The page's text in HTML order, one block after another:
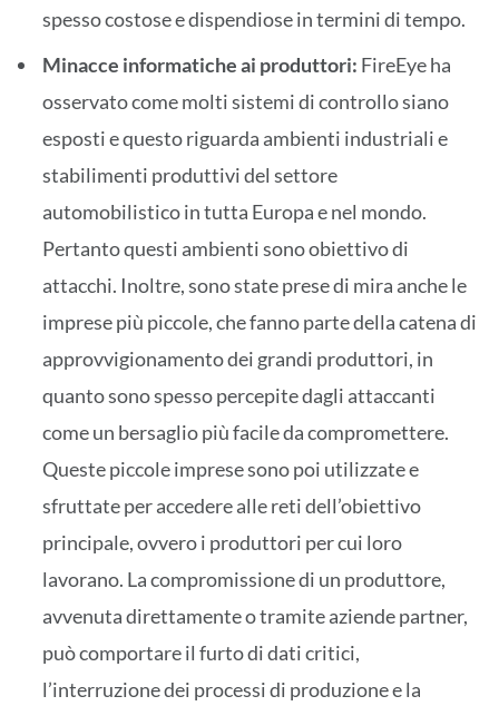
spesso costose e dispendiose in termini di tempo.
Minacce informatiche ai produttori: FireEye ha
osservato come molti sistemi di controllo siano
esposti e questo riguarda ambienti industriali e
stabilimenti produttivi del settore
automobilistico in tutta Europa e nel mondo.
Pertanto questi ambienti sono obiettivo di
attacchi. Inoltre, sono state prese di mira anche le
imprese più piccole, che fanno parte della catena di
approvvigionamento dei grandi produttori, in
quanto sono spesso percepite dagli attaccanti
come un bersaglio più facile da compromettere.
Queste piccole imprese sono poi utilizzate e
sfruttate per accedere alle reti dell’obiettivo
principale, ovvero i produttori per cui loro
lavorano. La compromissione di un produttore,
avvenuta direttamente o tramite aziende partner,
può comportare il furto di dati critici,
l’interruzione dei processi di produzione e la